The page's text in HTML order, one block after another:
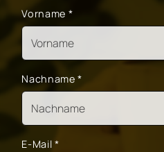
Vorname *
Nachname*
E-Mail *